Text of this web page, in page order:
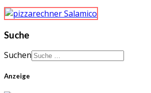
Suche
Suchen
Anzeige